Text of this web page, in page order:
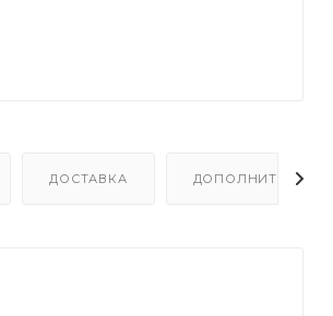
ДОСТАВКА ДОПОЛНИТЕЛЬНО